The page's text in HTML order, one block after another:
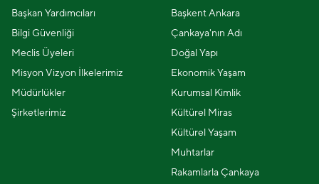
Başkan Yardımcıları
Bilgi Güvenliği
Meclis Üyeleri
Misyon Vizyon İlkelerimiz
Müdürlükler
Şirketlerimiz
Başkent Ankara
Çankaya'nın Adı
Doğal Yapı
Ekonomik Yaşam
Kurumsal Kimlik
Kültürel Miras
Kültürel Yaşam
Muhtarlar
Rakamlarla Çankaya